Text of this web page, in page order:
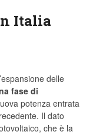
Italia
delle
fase di
potenza entrata
Il dato
che è la